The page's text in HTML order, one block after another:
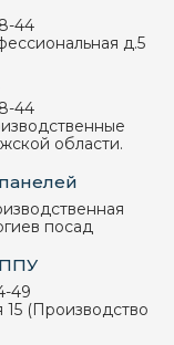
44
д.5
44
области.
посад
ППУ
49
(Производство